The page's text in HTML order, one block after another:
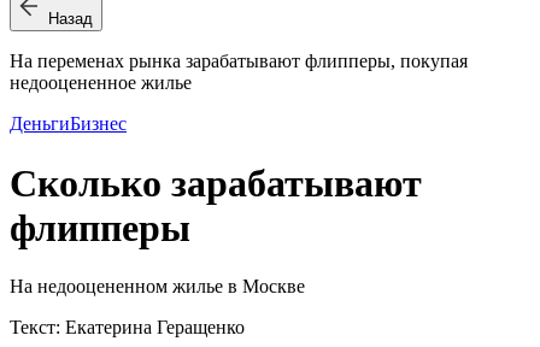
Назад
На переменах рынка зарабатывают флипперы, покупая
недооцененное жилье
ДеньгиБизнес
Сколько зарабатывают
флипперы
На недооцененном жилье в Москве
Текст: Екатерина Геращенко